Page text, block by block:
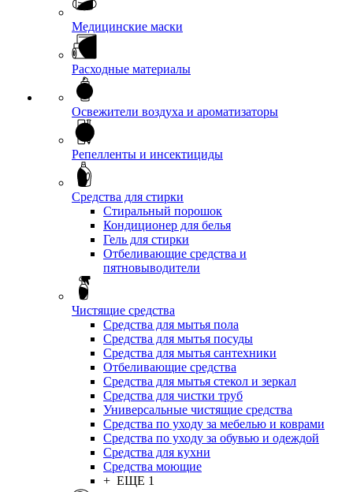
Медицинские маски
Расходные материалы
Освежители воздуха и ароматизаторы
Репелленты и инсектициды
Средства для стирки
Стиральный порошок
Кондиционер для белья
Гель для стирки
Отбеливающие средства и
пятновыводители
Чистящие средства
Средства для мытья пола
Средства для мытья посуды
Средства для мытья сантехники
Отбеливающие средства
Средства для мытья стекол и зеркал
Средства для чистки труб
Универсальные чистящие средства
Средства по уходу за мебелью и коврами
Средства по уходу за обувью и одеждой
Средства для кухни
Средства моющие
+ ЕЩЕ 1